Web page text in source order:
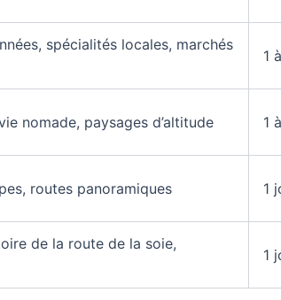
spécialités locales, marchés
1
nomade, paysages d’altitude 1
routes panoramiques 1
de la route de la soie,
1